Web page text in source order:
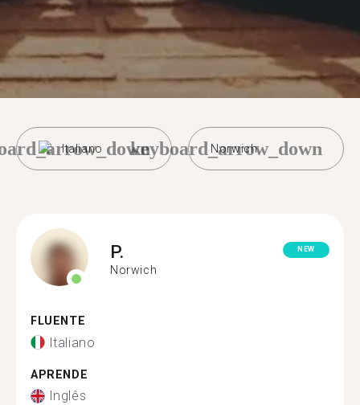
Italiano Norwich
keyboard_arrow_down
P.
Norwich
NEW
FLUENTE
Italiano
APRENDE
Inglês